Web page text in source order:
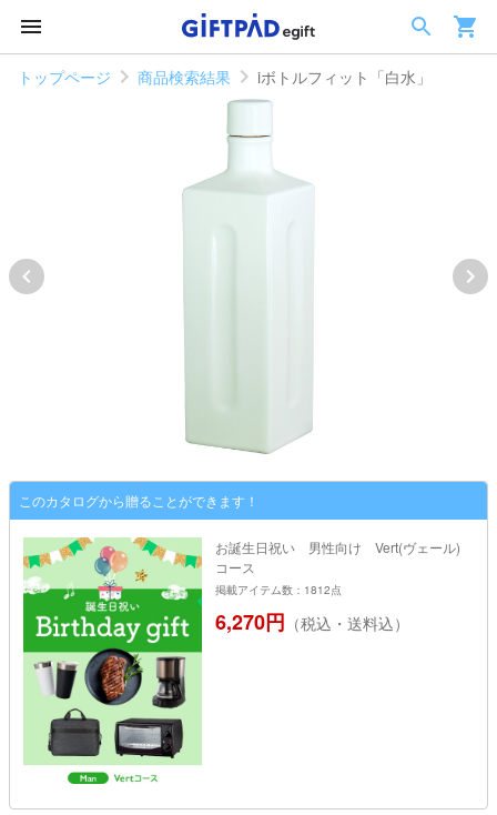
トップページ 商品検索結果 iボトルフィット「白水」
このカタログから贈ることができます！
お誕生日祝い 男性向け Vert(ヴェール)
コース
掲載アイテム数：1812点
6,270円 （税込・送料込）